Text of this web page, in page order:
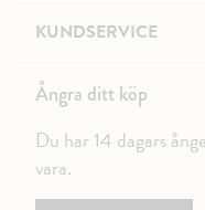
KUNDSERVICE
Ångra ditt köp
Du har 14 dagars
vara.